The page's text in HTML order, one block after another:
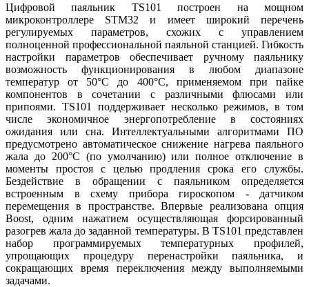
Цифровой паяльник TS101 построен на мощном
микроконтроллере STM32 и имеет широкий перечень
регулируемых параметров, схожих с управлением
полноценной профессиональной паяльной станцией. Гибкость
настройки параметров обеспечивает ручному паяльнику
возможность функционирования в любом диапазоне
температур от 50°С до 400°С, применяемом при пайке
компонентов в сочетании с различными флюсами или
припоями. TS101 поддерживает несколько режимов, в том
числе экономичное энергопотребление в состояниях
ожидания или сна. Интеллектуальными алгоритмами ПО
предусмотрено автоматическое снижение нагрева паяльного
жала до 200°С (по умолчанию) или полное отключение в
моменты простоя с целью продления срока его службы.
Бездействие в обращении с паяльником определяется
встроенным в схему прибора гироскопом - датчиком
перемещения в пространстве. Впервые реализована опция
Boost, одним нажатием осуществляющая форсированный
разогрев жала до заданной температуры. В TS101 представлен
набор программируемых температурных профилей,
упрощающих процедуру перенастройки паяльника, и
сокращающих время переключения между выполняемыми
задачами.